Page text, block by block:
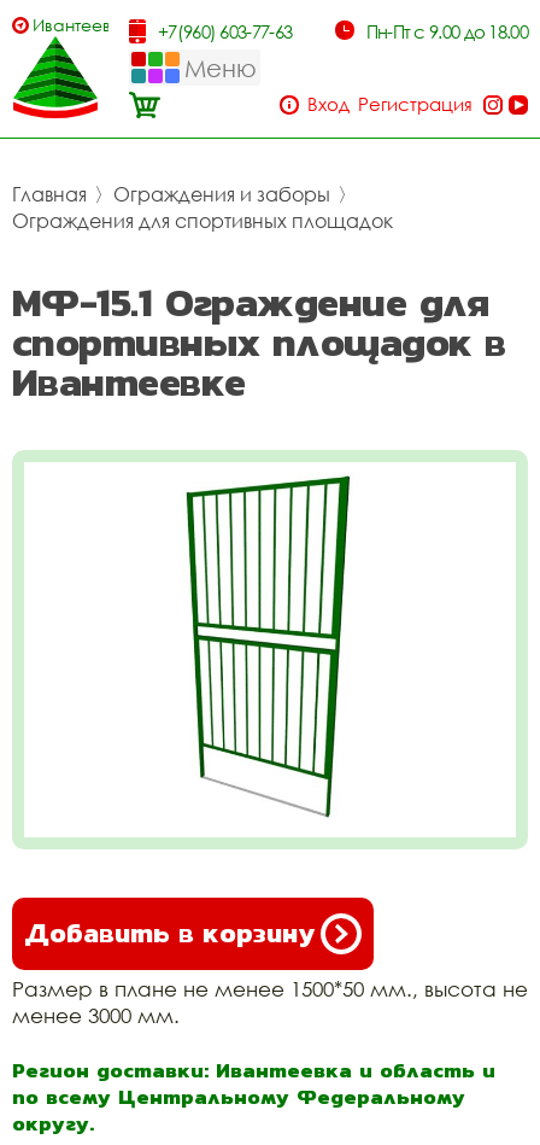
Ивантеевка +7(960) 603-77-63 Пн-Пт с 9.00 до 18.00
Меню
Вход Регистрация
Главная 〉 Ограждения и заборы 〉
Ограждения для спортивных площадок
МФ-15.1 Ограждение для
спортивных площадок в
Ивантеевке
Добавить в корзину
Размер в плане не менее 1500*50 мм., высота не
менее 3000 мм.
Регион доставки: Ивантеевка и область и
по всему Центральному Федеральному
округу.